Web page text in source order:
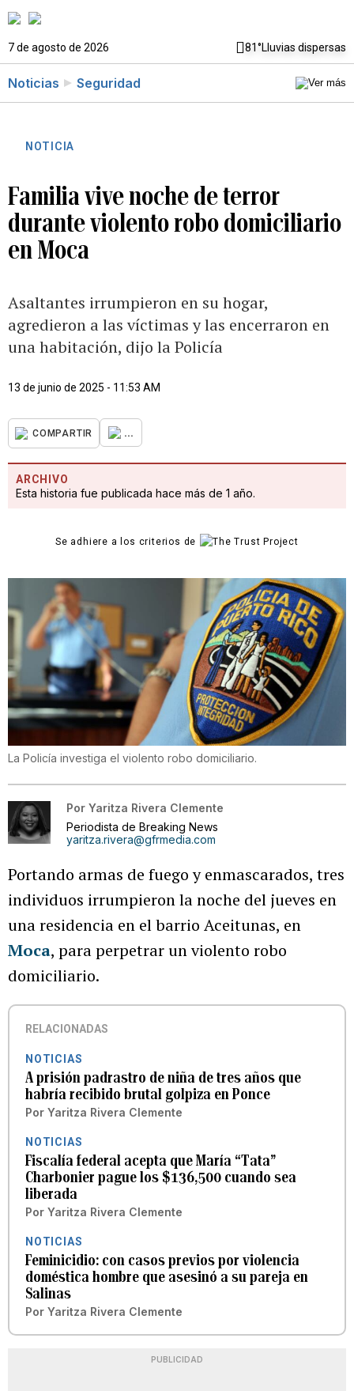
7 de agosto de 2026 81°Lluvias dispersas
Noticias Seguridad
NOTICIA
Familia vive noche de terror
durante violento robo domiciliario
en Moca
Asaltantes irrumpieron en su hogar,
agredieron a las víctimas y las encerraron en
una habitación, dijo la Policía
13 de junio de 2025 - 11:53 AM
COMPARTIR ...
ARCHIVO
Esta historia fue publicada hace más de 1 año.
Se adhiere a los criterios de
La Policía investiga el violento robo domiciliario.
Por Yaritza Rivera Clemente
Periodista de Breaking News
yaritza.rivera@gfrmedia.com
Portando armas de fuego y enmascarados, tres
individuos irrumpieron la noche del jueves en
una residencia en el barrio Aceitunas, en
Moca, para perpetrar un violento robo
domiciliario.
RELACIONADAS
NOTICIAS
A prisión padrastro de niña de tres años que
habría recibido brutal golpiza en Ponce
Por Yaritza Rivera Clemente
NOTICIAS
Fiscalía federal acepta que María “Tata”
Charbonier pague los $136,500 cuando sea
liberada
Por Yaritza Rivera Clemente
NOTICIAS
Feminicidio: con casos previos por violencia
doméstica hombre que asesinó a su pareja en
Salinas
Por Yaritza Rivera Clemente
PUBLICIDAD